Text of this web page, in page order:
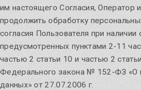
им настоящего Согласия, Оператор
продолжить обработку
согласия Пользователя при наличии
предусмотренных пунктами 2-11
частью 2 статьи 10 и частью 2
Федерального закона № 152-ФЗ «О
данных» от 27.07.2006 г.